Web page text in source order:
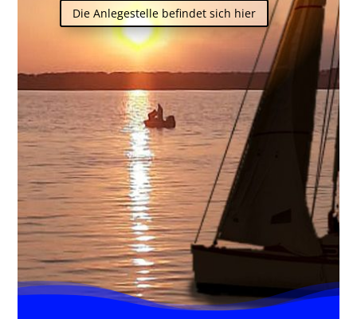
Die Anlegestelle befindet sich hier